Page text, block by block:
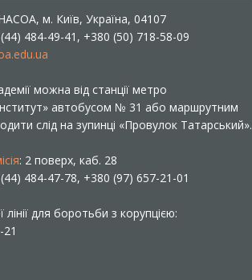
м. Київ, Україна, 04107
484-49-41, +380 (50) 718-58-09
можна від станції метро
автобусом № 31 або маршрутним
слід на зупинці «Провулок Татарський».
: 2 поверх, каб. 28
484-47-78, +380 (97) 657-21-01
для боротьби з корупцією: